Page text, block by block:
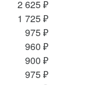
2 625 ₽
1 725 ₽
975 ₽
960 ₽
900 ₽
975 ₽